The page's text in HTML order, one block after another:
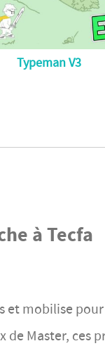
Typeman V3
à Tecfa
mobilise
Master, ces